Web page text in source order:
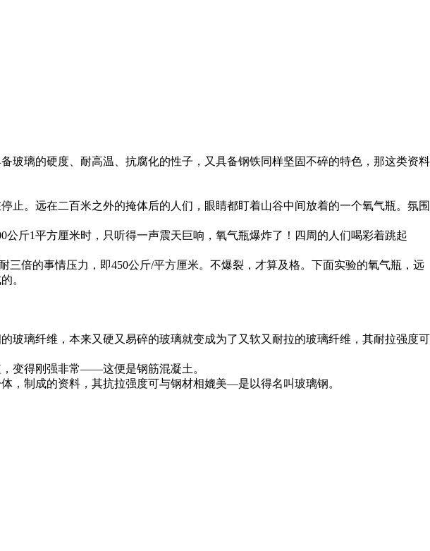
玻璃的硬度、耐高温、抗腐化的性子，又具备钢铁同样坚固不碎的特色，那这类资料
。远在二百米之外的掩体后的人们，眼睛都盯着山谷中间放着的一个氧气瓶。氛围
斤1平方厘米时，只听得一声震天巨响，氧气瓶爆炸了！四周的人们喝彩着跳起
倍的事情压力，即450公斤/平方厘米。不爆裂，才算及格。下面实验的氧气瓶，远
。
玻璃纤维，本来又硬又易碎的玻璃就变成为了又软又耐拉的玻璃纤维，其耐拉强度可
变得刚强非常——这便是钢筋混凝土。
，制成的资料，其抗拉强度可与钢材相媲美—是以得名叫玻璃钢。